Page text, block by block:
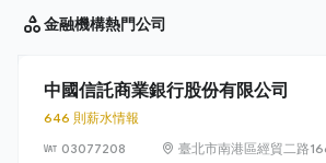
金融機構熱門公司
中國信託商業銀行股份有限公司
646 則薪水情報
03077208
臺北市南港區經貿二路